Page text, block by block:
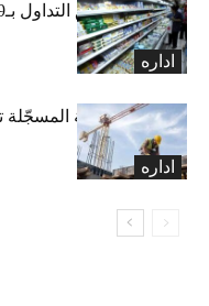
اداره
واللبنة
اداره
أشهر